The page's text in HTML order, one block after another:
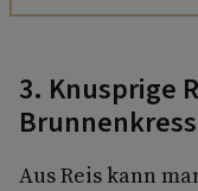
3. Knusprige
Aus Reis kann